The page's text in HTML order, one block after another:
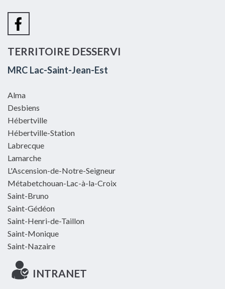
TERRITOIRE DESSERVI
MRC Lac-Saint-Jean-Est
Alma
Desbiens
Hébertville
Hébertville-Station
Labrecque
Lamarche
L'Ascension-de-Notre-Seigneur
Métabetchouan-Lac-à-la-Croix
Saint-Bruno
Saint-Gédéon
Saint-Henri-de-Taillon
Saint-Monique
Saint-Nazaire
INTRANET